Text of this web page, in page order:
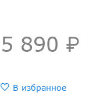
5 890 ₽
В избранное